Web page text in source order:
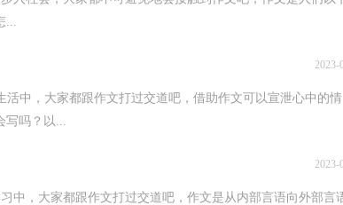
...
2023-
大家都跟作文打过交道吧，借助作文可以宣泄心中的情
写吗？以...
2023-
大家都跟作文打过交道吧，作文是从内部言语向外部言